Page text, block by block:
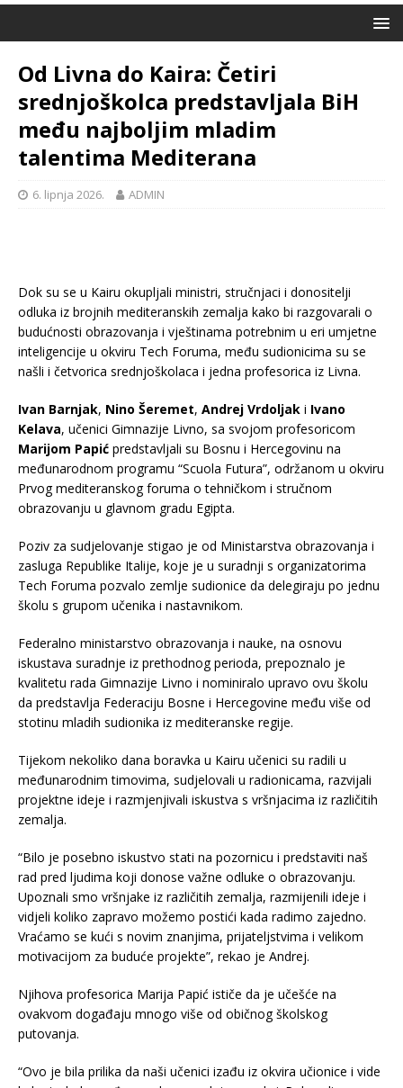
Od Livna do Kaira: Četiri
srednjoškolca predstavljala BiH
među najboljim mladim
talentima Mediterana
6. lipnja 2026. ADMIN
Dok su se u Kairu okupljali ministri, stručnjaci i donositelji
odluka iz brojnih mediteranskih zemalja kako bi razgovarali o
budućnosti obrazovanja i vještinama potrebnim u eri umjetne
inteligencije u okviru Tech Foruma, među sudionicima su se
našli i četvorica srednjoškolaca i jedna profesorica iz Livna.
Ivan Barnjak, Nino Šeremet, Andrej Vrdoljak i Ivano
Kelava, učenici Gimnazije Livno, sa svojom profesoricom
Marijom Papić predstavljali su Bosnu i Hercegovinu na
međunarodnom programu “Scuola Futura”, održanom u okviru
Prvog mediteranskog foruma o tehničkom i stručnom
obrazovanju u glavnom gradu Egipta.
Poziv za sudjelovanje stigao je od Ministarstva obrazovanja i
zasluga Republike Italije, koje je u suradnji s organizatorima
Tech Foruma pozvalo zemlje sudionice da delegiraju po jednu
školu s grupom učenika i nastavnikom.
Federalno ministarstvo obrazovanja i nauke, na osnovu
iskustava suradnje iz prethodnog perioda, prepoznalo je
kvalitetu rada Gimnazije Livno i nominiralo upravo ovu školu
da predstavlja Federaciju Bosne i Hercegovine među više od
stotinu mladih sudionika iz mediteranske regije.
Tijekom nekoliko dana boravka u Kairu učenici su radili u
međunarodnim timovima, sudjelovali u radionicama, razvijali
projektne ideje i razmjenjivali iskustva s vršnjacima iz različitih
zemalja.
“Bilo je posebno iskustvo stati na pozornicu i predstaviti naš
rad pred ljudima koji donose važne odluke o obrazovanju.
Upoznali smo vršnjake iz različitih zemalja, razmijenili ideje i
vidjeli koliko zapravo možemo postići kada radimo zajedno.
Vraćamo se kući s novim znanjima, prijateljstvima i velikom
motivacijom za buduće projekte”, rekao je Andrej.
Njihova profesorica Marija Papić ističe da je učešće na
ovakvom događaju mnogo više od običnog školskog
putovanja.
“Ovo je bila prilika da naši učenici izađu iz okvira učionice i vide